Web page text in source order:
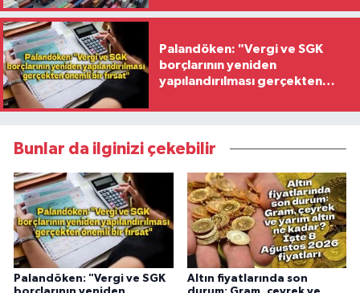
Palandöken: "Vergi ve SGK
borçlarının yeniden
yapılandırılması gerçekten
Bunlar da ilginizi çekebilir
Palandöken: "Vergi ve SGK
Altın fiyatlarında son